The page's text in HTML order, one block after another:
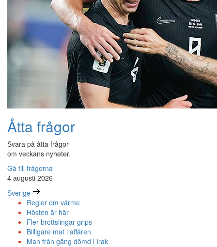
Åtta frågor
Svara på åtta frågor
om veckans nyheter.
Gå till frågorna
4 augusti 2026
Sverige
Regler om värme
Hösten är här
Fler brottslingar grips
Billigare mat i affären
Man från gäng dömd i Irak